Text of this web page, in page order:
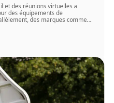
et des réunions virtuelles a
des équipements de
des marques comme…